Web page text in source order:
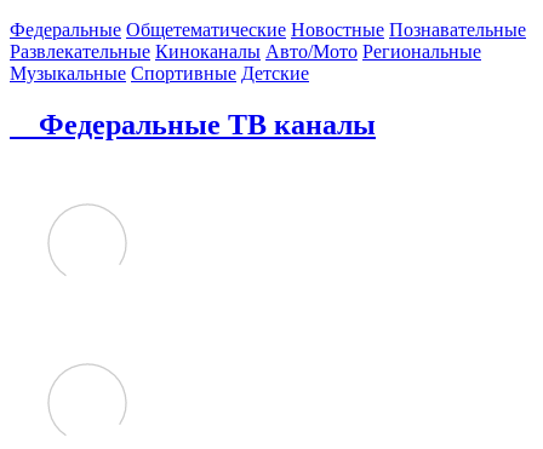
Федеральные Общетематические Новостные Познавательные
Развлекательные Киноканалы Авто/Мото Региональные
Музыкальные Спортивные Детские
Федеральные ТВ каналы